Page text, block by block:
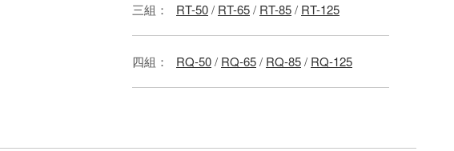
三組： RT-50/ RT-65/ RT-85/ RT-125
四組： RQ-50/ RQ-65/ RQ-85/ RQ-125